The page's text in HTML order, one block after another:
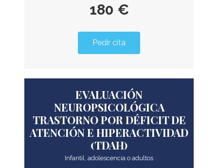
180 €
Pedir cita
EVALUACIÓN
NEUROPSICOLÓGICA
TRASTORNO POR DÉFICIT DE
ATENCIÓN E HIPERACTIVIDAD
(TDAH)
Infantil, adolescencia o adultos